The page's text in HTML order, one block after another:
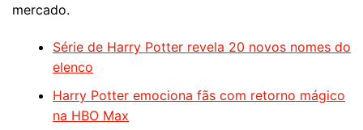
mercado.
Série de Harry Potter revela 20 novos nomes do
elenco
Harry Potter emociona fãs com retorno mágico
na HBO Max